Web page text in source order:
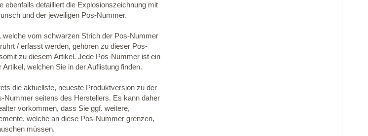
ebenfalls detailliert die Explosionszeichnung mit
und der jeweiligen Pos-Nummer.
welche vom schwarzen Strich der Pos-Nummer
/ erfasst werden, gehören zu dieser Pos-
zu diesem Artikel. Jede Pos-Nummer ist ein
Artikel, welchen Sie in der Auflistung finden.
die aktuellste, neueste Produktversion zu der
Nummer seitens des Herstellers. Es kann daher
vorkommen, dass Sie ggf. weitere,
welche an diese Pos-Nummer grenzen,
müssen.